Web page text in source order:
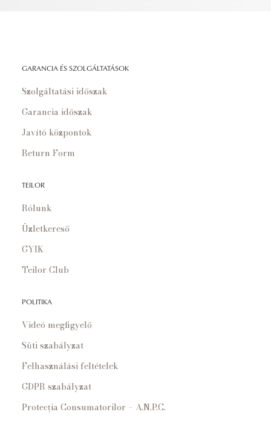
GARANCIA ÉS SZOLGÁLTATÁSOK
Szolgáltatási időszak
Garancia időszak
Javító központok
Return Form
TEILOR
Rólunk
Üzletkereső
GYIK
Teilor Club
POLITIKA
Videó megfigyelő
Süti szabályzat
Felhasználási feltételek
GDPR szabályzat
Protecția Consumatorilor – A.N.P.C.